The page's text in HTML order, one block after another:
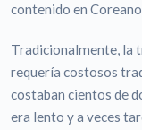
contenido en
Tradicionalmente, la
requería costosos
costaban cientos de
era lento y a veces